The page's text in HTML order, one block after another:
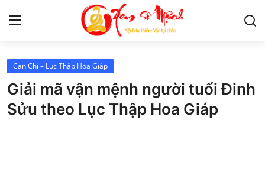
Tử Vi
Kiến Thức
Can Chi – Lục Thập Hoa Giáp
Giải mã vận mệnh người tuổi Đinh
Sửu theo Lục Thập Hoa Giáp